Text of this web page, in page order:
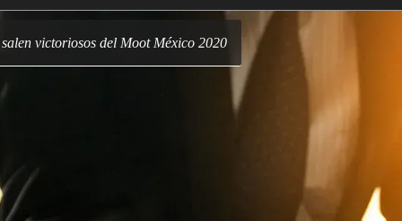
salen victoriosos del Moot México 2020